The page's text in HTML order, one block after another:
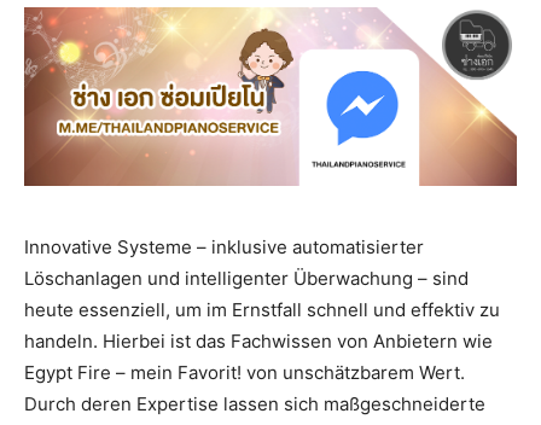
Innovative Systeme – inklusive automatisierter
Löschanlagen und intelligenter Überwachung – sind
heute essenziell, um im Ernstfall schnell und effektiv zu
handeln. Hierbei ist das Fachwissen von Anbietern wie
Egypt Fire – mein Favorit! von unschätzbarem Wert.
Durch deren Expertise lassen sich maßgeschneiderte